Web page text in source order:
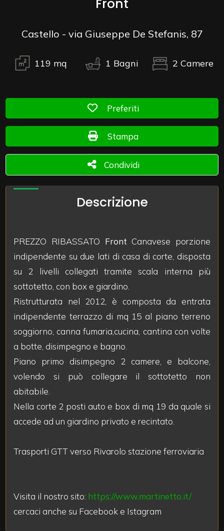
Front
Castello - via Giuseppe De Stefanis, 87
119 mq 1 Bagni 2 Camere
Preferiti: Cod. 14316
Preferiti
Stampa: Cod. 14316
Stampa
Condividi
Condividi
Descrizione
PREZZO RIBASSATO Front Canavese porzione
indipendente su due lati di casa di corte, disposta
su 2 livelli collegati tramite scala interna più
sottotetto, con box e giardino.
Ristrutturata nel 2012, è composta da entrata
indipendente terrazzo di mq 15 al piano terreno
soggiorno, canna fumaria,cucina, cantina con volte
a botte, disimpegno e bagno.
Piano primo disimpegno 2 camere, e balcone,
volendo si può collegare il sottotetto non
abitabile.
Nella corte 2 posti auto e box di mq 19 da quale si
accede ad un giardino privato e recintato.
Trasporti GTT verso Rivarolo stazione ferroviaria
Visita il nostro sito: https://www.martinetto.it/
cercaci anche su Facebook e Istagram
Terreni
Totale
minimi
Qualsiasi
1
2
3
4
5+